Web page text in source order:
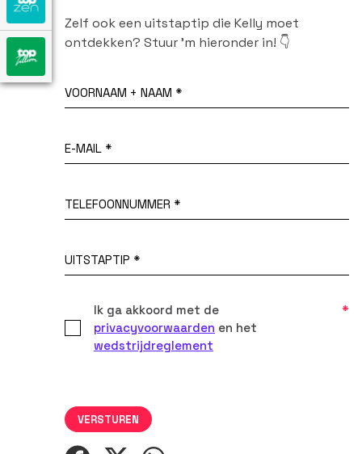
Zelf ook een uitstaptip die Kelly moet
ontdekken? Stuur 'm hieronder in! 👇
Ik ga akkoord met de
privacyvoorwaarden en het
wedstrijdreglement
*
VERSTUREN